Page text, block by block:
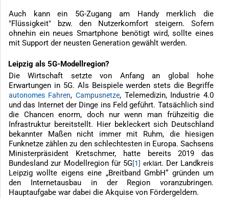
Auch kann ein 5G-Zugang am Handy merklich die
"Flüssigkeit" bzw. den Nutzerkomfort steigern. Sofern
ohnehin ein neues Smartphone benötigt wird, sollte eines
mit Support der neusten Generation gewählt werden.
Leipzig als 5G-Modellregion?
Die Wirtschaft setzte von Anfang an global hohe
Erwartungen in 5G. Als Beispiele werden stets die Begriffe
autonomes Fahren, Campusnetze, Telemedizin, Industrie 4.0
und das Internet der Dinge ins Feld geführt. Tatsächlich sind
die Chancen enorm, doch nur wenn man frühzeitig die
Infrastruktur bereitstellt. Hier bekleckert sich Deutschland
bekannter Maßen nicht immer mit Ruhm, die hiesigen
Funknetze zählen zu den schlechtesten in Europa. Sachsens
Ministerpräsident Kretschmer, hatte bereits 2019 das
Bundesland zur Modellregion für 5G[1] erklärt. Der Landkreis
Leipzig wollte eigens eine „Breitband GmbH“ gründen um
den Internetausbau in der Region voranzubringen.
Hauptaufgabe war dabei die Akquise von Fördergeldern.